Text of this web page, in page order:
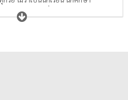
าของกิจการ ที่นอกจากจะใช้เขียน
ล้ว ยังสามารถใช้เซ็นเอกสารสำคัญ และ
ากกาจับกระชับมือ มี